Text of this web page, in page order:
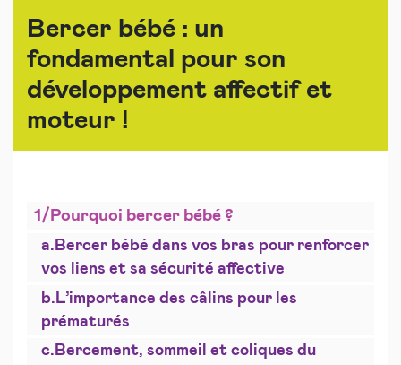
Bercer bébé : un
fondamental pour son
développement affectif et
moteur !
1/ Pourquoi bercer bébé ?
a. Bercer bébé dans vos bras pour renforcer
vos liens et sa sécurité affective
b. L’importance des câlins pour les
prématurés
c. Bercement, sommeil et coliques du